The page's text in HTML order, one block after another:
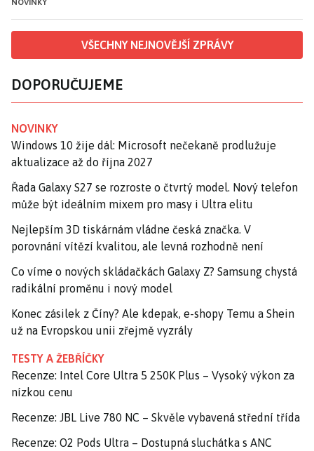
NOVINKY
VŠECHNY NEJNOVĚJŠÍ ZPRÁVY
DOPORUČUJEME
NOVINKY
Windows 10 žije dál: Microsoft nečekaně prodlužuje
aktualizace až do října 2027
Řada Galaxy S27 se rozroste o čtvrtý model. Nový telefon
může být ideálním mixem pro masy i Ultra elitu
Nejlepším 3D tiskárnám vládne česká značka. V
porovnání vítězí kvalitou, ale levná rozhodně není
Co víme o nových skládačkách Galaxy Z? Samsung chystá
radikální proměnu i nový model
Konec zásilek z Číny? Ale kdepak, e-shopy Temu a Shein
už na Evropskou unii zřejmě vyzrály
TESTY A ŽEBŘÍČKY
Recenze: Intel Core Ultra 5 250K Plus – Vysoký výkon za
nízkou cenu
Recenze: JBL Live 780 NC – Skvěle vybavená střední třída
Recenze: O2 Pods Ultra – Dostupná sluchátka s ANC